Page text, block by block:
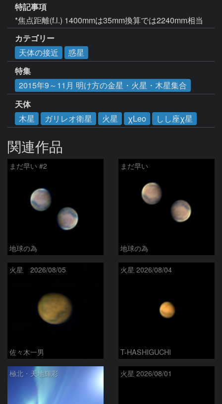
特記事項
*焦点距離(f.l.) 1400mmは35mm換算では2240mm相当
カテゴリー
天体の接近
惑星
特集
2015年9～11月 明け方の金星・火星・木星集合
天体
木星
ガリレオ衛星 火星 χLeo しし座χ星
関連作品
まだ早い #2
地球の為
まだ早い
地球の為
火星 2026/08/05
佐々木一男
火星 2026/08/04
T-HASHIGUCHI
極北・天地輝彩 火星 2026/08/01